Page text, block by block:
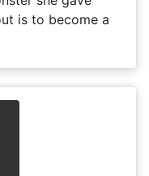
is to become a